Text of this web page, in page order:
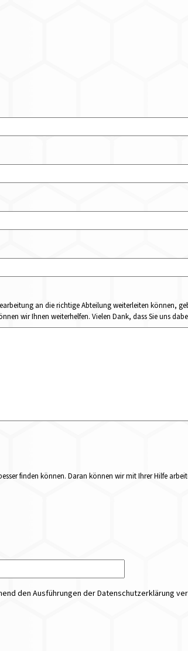
an die richtige Abteilung weiterleiten können,
wir Ihnen weiterhelfen. Vielen Dank, dass Sie uns
finden können. Daran können wir mit Ihrer Hilfe
den Ausführungen der Datenschutzerklärung